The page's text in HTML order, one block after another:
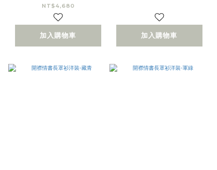
NT$4,680
加入購物車 加入購物車